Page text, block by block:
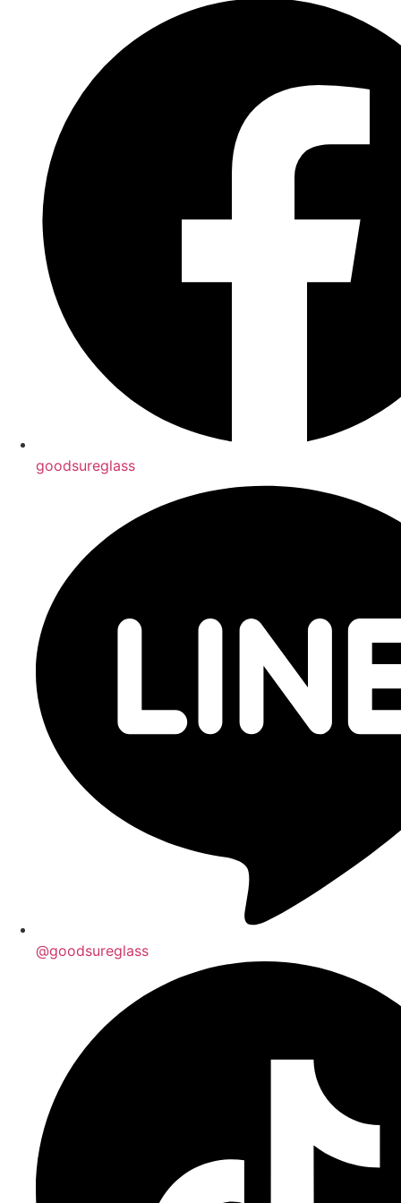
goodsureglass
@goodsureglass